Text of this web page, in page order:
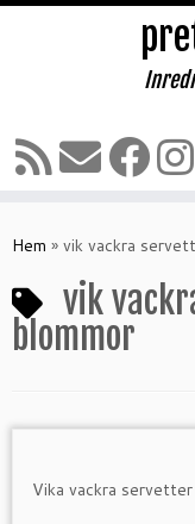
tillHem » vik vackra
vik
blommor